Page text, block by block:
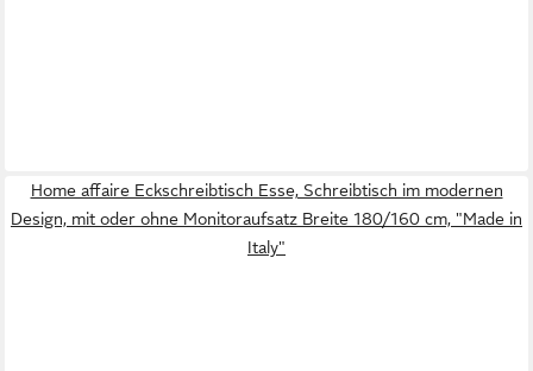
Home affaire Eckschreibtisch Esse, Schreibtisch im modernen
Design, mit oder ohne Monitoraufsatz Breite 180/160 cm, "Made in
Italy"